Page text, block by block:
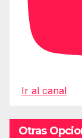
Ir al canal
Otras